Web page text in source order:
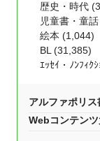
歴史・時代
児童書・童
絵本 (1,044)
BL (31,385)
ｴｯｾｲ・ﾉﾝﾌｨｸ
アルファポリ
Webコンテン